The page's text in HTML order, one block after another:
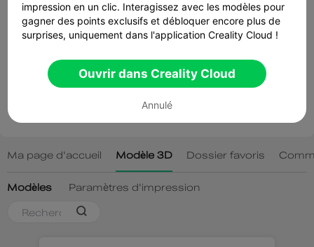
impression en un clic. Interagissez avec les modèles pour
gagner des points exclusifs et débloquer encore plus de
surprises, uniquement dans l'application Creality Cloud !
Ouvrir dans Creality Cloud
Annulé